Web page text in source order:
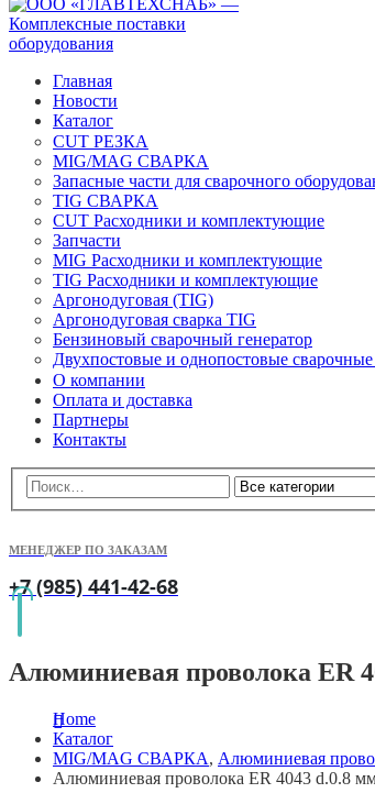
Главная
Новости
Каталог
CUT РЕЗКА
MIG/MAG СВАРКА
Запасные части для сварочного
TIG СВАРКА
CUT Расходники и комплектующие
Запчасти
MIG Расходники и комплектующие
TIG Расходники и комплектующие
Аргонодуговая (TIG)
Аргонодуговая сварка TIG
Бензиновый сварочный генератор
Двухпостовые и однопостовые сварочные
О компании
Оплата и доставка
Партнеры
Контакты
МЕНЕДЖЕР ПО ЗАКАЗАМ
+7 (985) 441-42-68
Алюминиевая проволока ER
Home
Каталог
MIG/MAG СВАРКА, Алюминиевая
Алюминиевая проволока ER 4043 d.0.8